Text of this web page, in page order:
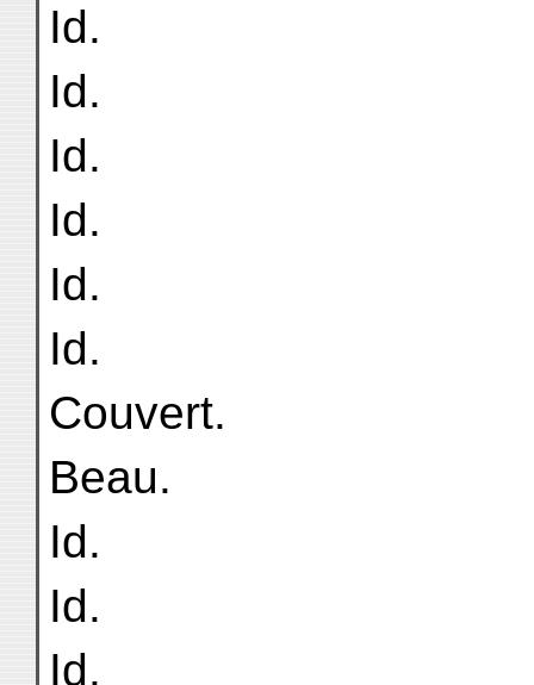
Id.
Id.
Id.
Id.
Id.
Id.
Couvert.
Beau.
Id.
Id.
Id.